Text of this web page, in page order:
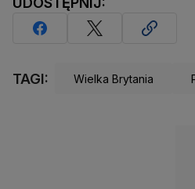
TAGI: Wielka Brytania